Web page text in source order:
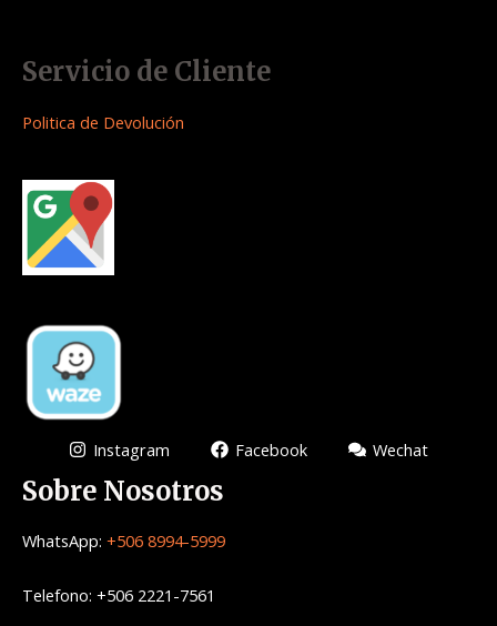
Servicio de Cliente
Politica de Devolución
Instagram Facebook Wechat
Sobre Nosotros
WhatsApp: +506 8994-5999
Telefono: +506 2221-7561